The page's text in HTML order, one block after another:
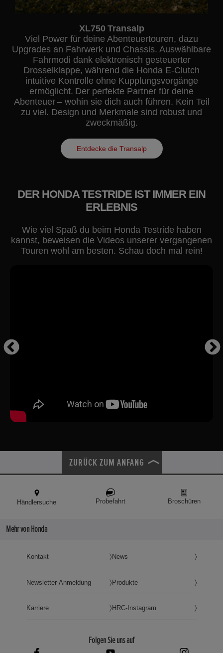
XL750 Transalp
Viel Power für deine Abenteuertouren, dazu
Upgrades an Fahrwerk und Chassis. Auswählbare
Fahrmodi dank elektronisch gesteuerter
Drosselklappe, während die Honda E-Clutch
intuitive Kontrolle ohne Kupplungsvorgänge
ermöglicht. Der perfekte Partner für deine
Abenteuer – wohin sie dich auch führen. Kein Teil
zu viel. Design und Merkmale sind robust und
zweckmäßig.
Entdecke die Transalp
DER HONDA TESTRIDE IST IMMER EIN
ERLEBNIS
Wie viel Spaß du beim Honda Testride haben
kannst, beweisen die Videos unserer vergangenen
Touren wohl am besten. Schau doch mal rein!
ZURÜCK ZUM ANFANG
Händlersuche Probefahrt Broschüren
Mehr von Honda
Kontakt
Newsletter-Anmeldung
Karriere
News
Produkte
HRC-Instagram
Folgen Sie uns auf